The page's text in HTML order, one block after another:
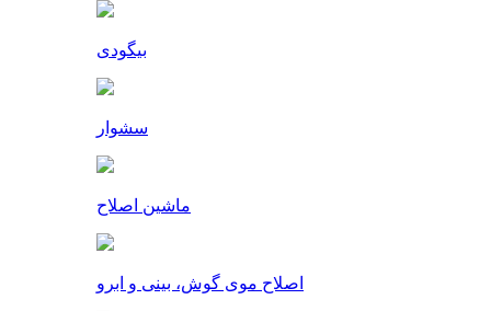
بیگودی
سشوار
ماشین اصلاح
اصلاح موی گوش، بینی و ابرو